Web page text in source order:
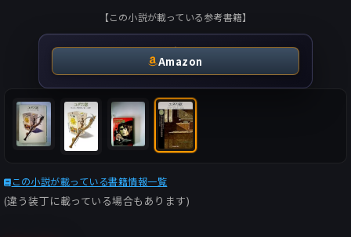
【この小説が載っている参考書籍】
Amazon
この小説が載っている書籍情報一覧
(違う装丁に載っている場合もあります)